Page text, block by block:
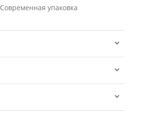
Современная упаковка